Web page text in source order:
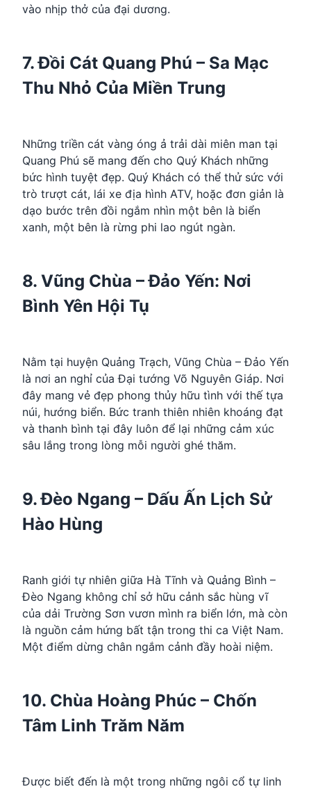
vào nhịp thở của đại dương.
7. Đồi Cát Quang Phú – Sa Mạc
Thu Nhỏ Của Miền Trung
Những triền cát vàng óng ả trải dài miên man tại
Quang Phú sẽ mang đến cho Quý Khách những
bức hình tuyệt đẹp. Quý Khách có thể thử sức với
trò trượt cát, lái xe địa hình ATV, hoặc đơn giản là
dạo bước trên đồi ngắm nhìn một bên là biển
xanh, một bên là rừng phi lao ngút ngàn.
8. Vũng Chùa – Đảo Yến: Nơi
Bình Yên Hội Tụ
Nằm tại huyện Quảng Trạch, Vũng Chùa – Đảo Yến
là nơi an nghỉ của Đại tướng Võ Nguyên Giáp. Nơi
đây mang vẻ đẹp phong thủy hữu tình với thế tựa
núi, hướng biển. Bức tranh thiên nhiên khoáng đạt
và thanh bình tại đây luôn để lại những cảm xúc
sâu lắng trong lòng mỗi người ghé thăm.
9. Đèo Ngang – Dấu Ấn Lịch Sử
Hào Hùng
Ranh giới tự nhiên giữa Hà Tĩnh và Quảng Bình –
Đèo Ngang không chỉ sở hữu cảnh sắc hùng vĩ
của dải Trường Sơn vươn mình ra biển lớn, mà còn
là nguồn cảm hứng bất tận trong thi ca Việt Nam.
Một điểm dừng chân ngắm cảnh đầy hoài niệm.
10. Chùa Hoàng Phúc – Chốn
Tâm Linh Trăm Năm
Được biết đến là một trong những ngôi cổ tự linh